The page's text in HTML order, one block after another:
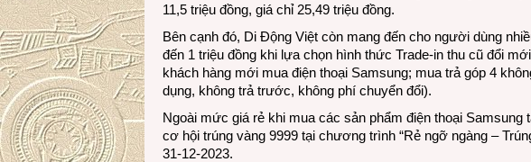
11,5 triệu đồng, giá chỉ 25,49 triệu đồng.
Bên cạnh đó, Di Động Việt còn mang đến cho người dùng
đến 1 triệu đồng khi lựa chọn hình thức Trade-in thu cũ đổi
khách hàng mới mua điện thoại Samsung; mua trả góp 4
dụng, không trả trước, không phí chuyển đổi).
Ngoài mức giá rẻ khi mua các sản phẩm điện thoại
cơ hội trúng vàng 9999 tại chương trình “Rẻ ngỡ ngàng –
31-12-2023.